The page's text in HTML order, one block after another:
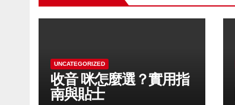
UNCATEGORIZED
收音 咪怎麼選？實用指
南與貼士